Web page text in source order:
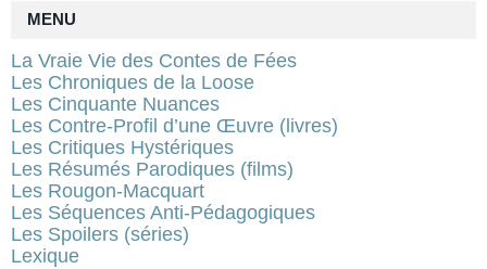
MENU
La Vraie Vie des Contes de Fées
Les Chroniques de la Loose
Les Cinquante Nuances
Les Contre-Profil d’une Œuvre (livres)
Les Critiques Hystériques
Les Résumés Parodiques (films)
Les Rougon-Macquart
Les Séquences Anti-Pédagogiques
Les Spoilers (séries)
Lexique